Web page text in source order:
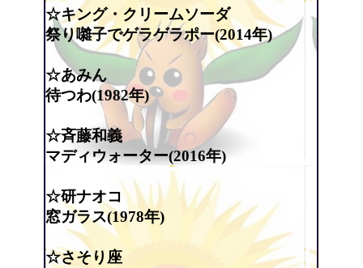
☆キング・クリームソーダ
祭り囃子でゲラゲラポー(2014年)
☆あみん
待つわ(1982年)
☆斉藤和義
マディウォーター(2016年)
☆研ナオコ
窓ガラス(1978年)
☆さそり座